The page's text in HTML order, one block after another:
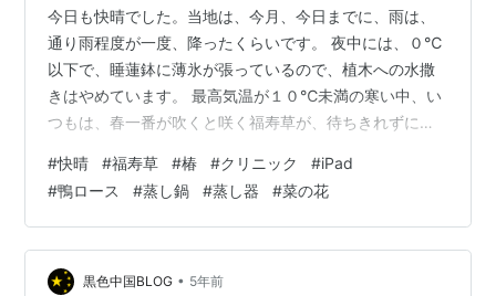
今日も快晴でした。当地は、今月、今日までに、雨は、
通り雨程度が一度、降ったくらいです。 夜中には、０℃
以下で、睡蓮鉢に薄氷が張っているので、植木への水撒
きはやめています。 最高気温が１０℃未満の寒い中、い
つもは、春一番が吹くと咲く福寿草が、待ちきれずに開
した。１０輪ほど咲いています。でも、風と、鳥(ヒヨド
リとメジロ)が蜜を求めてやってくるので、花弁は傷つい
て、被写体になりません。未開花の蕾はたくさんありま
す。 記録まで・・・ 昨日、土曜日は、寒い中、クリニッ
クへ行きました。混んでいて、３時間もかかりました。
#快晴 #福寿草 #椿 #クリニック #iPad
#鴨ロース #蒸し鍋 #蒸し器 #菜の花
黒色中国BLOG • 5年前